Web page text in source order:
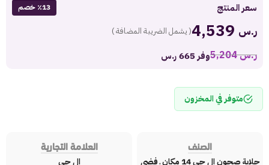
سعر المنتج ٪13 خصم
ر.س ( يشمل الضريبة المضافة )
ر.س5,204 وفر 665 ر.س
متوفر في المخزون
الصنف
جلاية صحون ال جي 14 مكان ـ فضي
العلامة التجارية
ال جي